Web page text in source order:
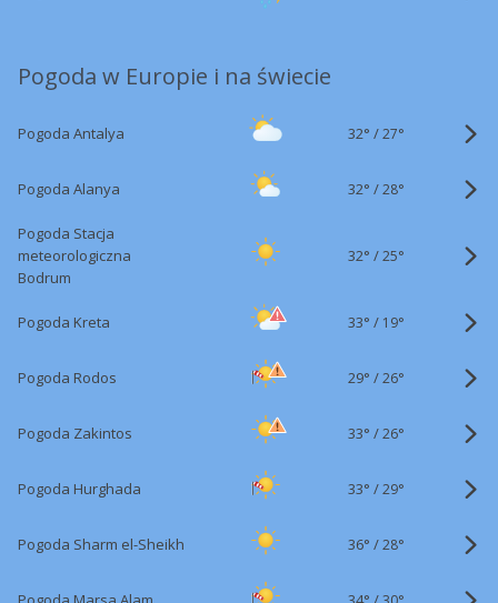
Pogoda w Europie i na świecie
Pogoda Antalya 32° /27°
Pogoda Alanya 32° /28°
Pogoda Stacja
meteorologiczna
Bodrum
32° /25°
Pogoda Kreta 33° / 19°
Pogoda Rodos 29° /26°
Pogoda Zakintos 33° /26°
Pogoda Hurghada 33° /29°
Pogoda Sharm el-Sheikh 36° /28°